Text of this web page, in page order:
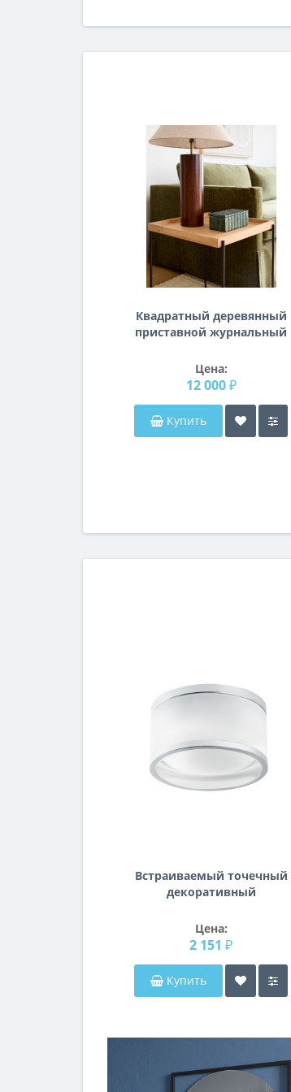
Квадратный деревянный
приставной журнальный
Цена:
12 000 ₽
Купить
Встраиваемый точечный
декоративный
Lightstar 072254
Цена:
2 151 ₽
Купить